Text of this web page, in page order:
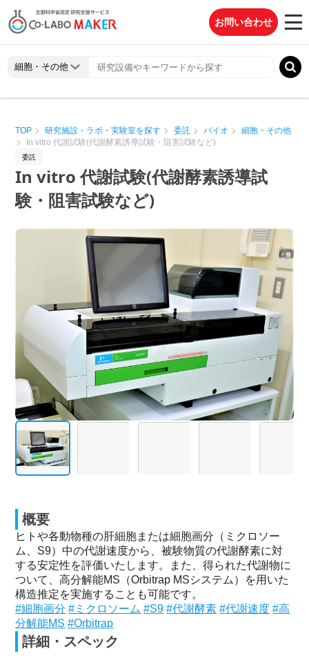
お問い合わせ
TOP 研究施設・ラボ・実験室を探す 委託 バイオ
細胞・その他
In vitro 代謝試験(代謝酵素誘導試験・阻害試験など)
委託
In vitro 代謝試験(代謝酵素誘導試
験・阻害試験など)
概要
ヒトや各動物種の肝細胞または細胞画分（ミクロソー
ム、S9）中の代謝速度から、被験物質の代謝酵素に対
する安定性を評価いたします。また、得られた代謝物に
ついて、高分解能MS（Orbitrap MSシステム）を用いた
構造推定を実施することも可能です。
#細胞画分 #ミクロソーム #S9 #代謝酵素 #代謝速度 #高
分解能MS #Orbitrap
詳細・スペック